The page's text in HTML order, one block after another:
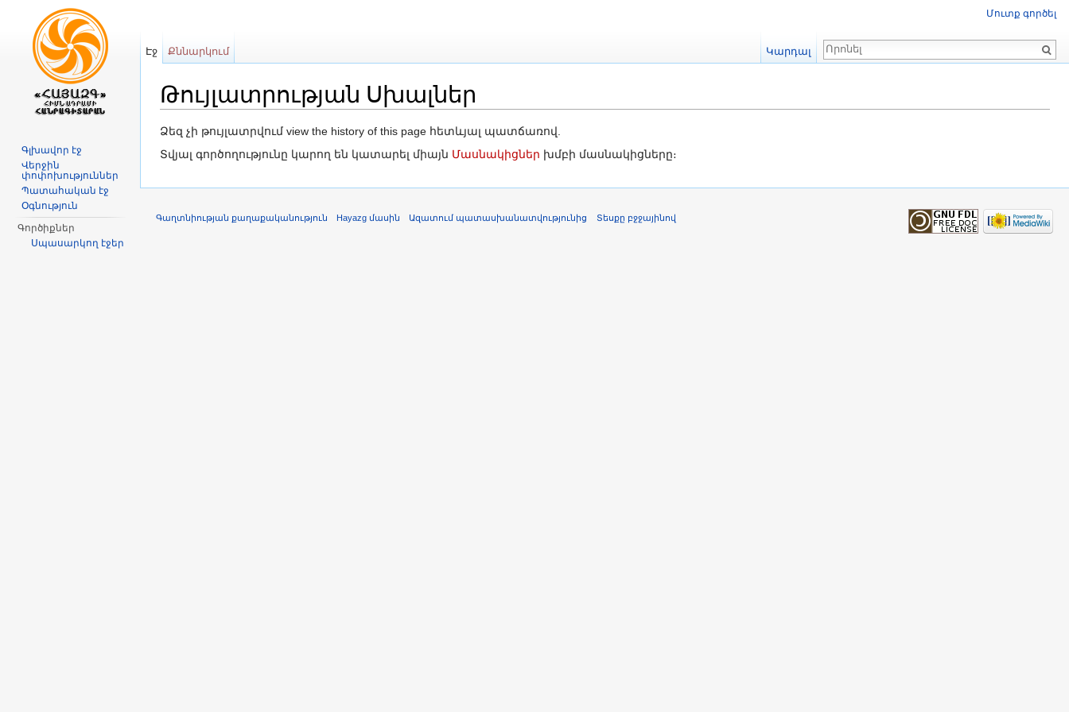
Թույլատրության Սխալներ
Ձեզ չի թույլատրվում view the history of this page հետևյալ պատճառով.
Տվյալ գործողությունը կարող են կատարել միայն Մասնակիցներ խմբի մասնակիցները։
Մուտք գործել
Էջ Քննարկում Կարդալ
Որոնում
Գլխավոր էջ
Վերջին
փոփոխություններ
Պատահական էջ
Օգնություն
Գործիքներ
Սպասարկող էջեր
Գաղտնիության քաղաքականություն Hayazg մասին Ազատում պատասխանատվությունից Տեսքը բջջայինով